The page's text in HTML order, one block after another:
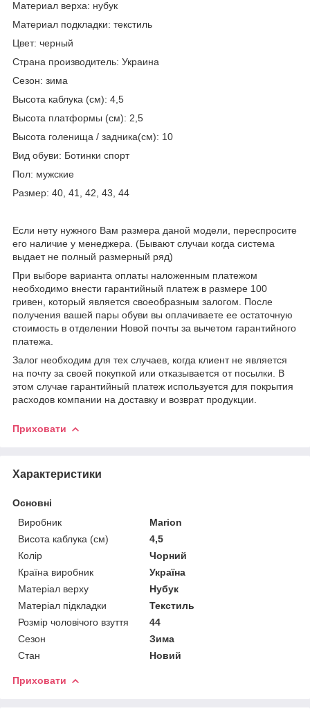
Материал верха: нубук
Материал подкладки: текстиль
Цвет: черный
Страна производитель: Украина
Сезон: зима
Высота каблука (см): 4,5
Высота платформы (см): 2,5
Высота голенища / задника(см): 10
Вид обуви: Ботинки спорт
Пол: мужские
Размер: 40, 41, 42, 43, 44
Если нету нужного Вам размера даной модели, переспросите
его наличие у менеджера. (Бывают случаи когда система
выдает не полный размерный ряд)
При выборе варианта оплаты наложенным платежом
необходимо внести гарантийный платеж в размере 100
гривен, который является своеобразным залогом. После
получения вашей пары обуви вы оплачиваете ее остаточную
стоимость в отделении Новой почты за вычетом гарантийного
платежа.
Залог необходим для тех случаев, когда клиент не является
на почту за своей покупкой или отказывается от посылки. В
этом случае гарантийный платеж используется для покрытия
расходов компании на доставку и возврат продукции.
Приховати
Характеристики
Основні
Виробник
Marion
Висота каблука (см)
4,5
Колір
Чорний
Країна виробник
Україна
Матеріал верху
Нубук
Матеріал підкладки
Текстиль
Розмір чоловічого взуття
44
Сезон
Зима
Стан
Новий
Приховати